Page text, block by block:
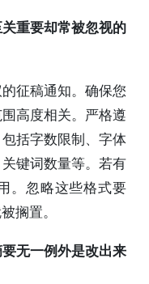
重要却常被忽视的
征稿通知。确保您
高度相关。严格遵
括字数限制、字体
键词数量等。若有
。忽略这些格式要
搁置。
无一例外是改出来